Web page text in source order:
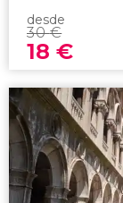
desde
30€
18 €